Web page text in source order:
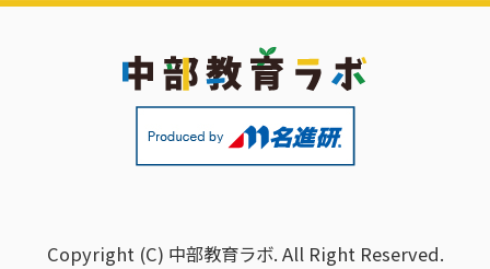
Copyright (C) 中部教育ラボ. All Right Reserved.